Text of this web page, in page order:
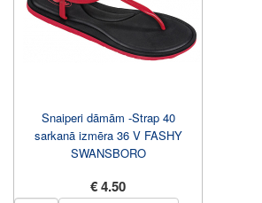
Snaiperi dāmām -Strap 40
sarkanā izmēra 36 V FASHY
SWANSBORO
€ 4.50